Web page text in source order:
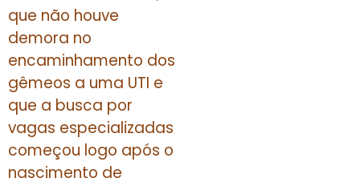
que não houve
demora no
encaminhamento dos
gêmeos a uma UTI e
que a busca por
vagas especializadas
começou logo após o
nascimento de